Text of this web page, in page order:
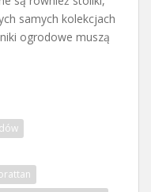
samych kolekcjach
ogrodowe muszą